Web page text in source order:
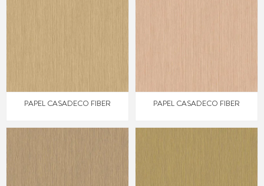
PAPEL CASADECO FIBER PAPEL CASADECO FIBER